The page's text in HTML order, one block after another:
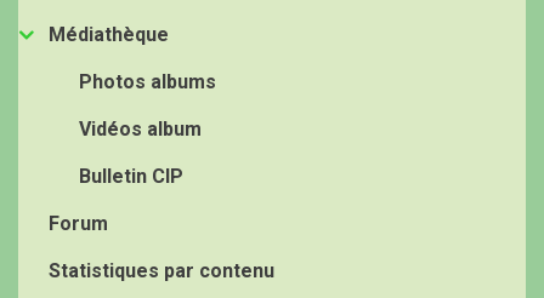
Médiathèque
Photos albums
Vidéos album
Bulletin CIP
Forum
Statistiques par contenu